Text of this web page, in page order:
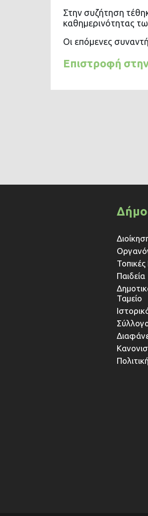
Στην συζήτηση
καθημερινότητας
Οι επόμενες
Επιστροφή
Παιδεία
Ταμείο